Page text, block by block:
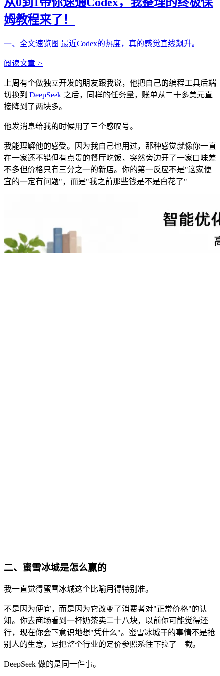
姆教程来了！
一、全文速览图 最近Codex的热度，真的感觉直线飙升。
阅读文章 >
上周有个做独立开发的朋友跟我说，他把自己的编程工具后端
切换到 DeepSeek 之后，同样的任务量，账单从二十多美元直
接降到了两块多。
他发消息给我的时候用了三个感叹号。
我能理解他的感受。因为我自己也用过，那种感觉就像你一直
在一家还不错但有点贵的餐厅吃饭，突然旁边开了一家口味差
不多但价格只有三分之一的新店。你的第一反应不是"这家便
宜的一定有问题"，而是"我之前那些钱是不是白花了"
二、蜜雪冰城是怎么赢的
我一直觉得蜜雪冰城这个比喻用得特别准。
不是因为便宜，而是因为它改变了消费者对"正常价格"的认
知。你去商场看到一杯奶茶卖二十八块，以前你可能觉得还
行，现在你会下意识地想"凭什么"。蜜雪冰城干的事情不是抢
别人的生意，是把整个行业的定价参照系往下拉了一截。
DeepSeek 做的是同一件事。